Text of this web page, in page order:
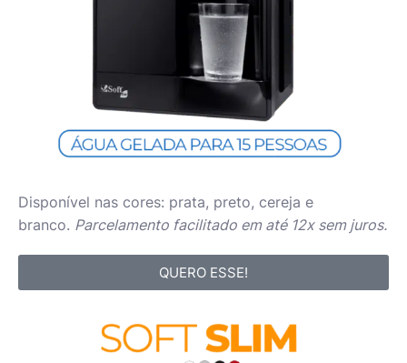
Disponível nas cores: prata, preto, cereja e
branco. Parcelamento facilitado em até 12x sem juros.
QUERO ESSE!